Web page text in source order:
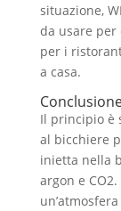
situazione,
da usare per
per i
a casa.
Il principio è
al bicchiere
inietta nella
argon e